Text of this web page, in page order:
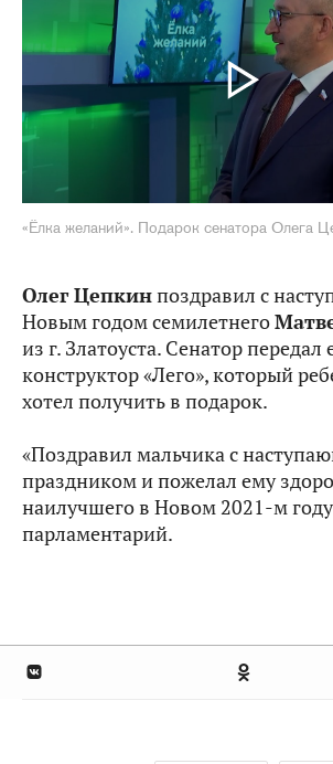
«Ёлка желаний». Подарок сенатора Олега
Олег Цепкинпоздравил с
Новым годом семилетнего
из г. Златоуста. Сенатор передал
конструктор «Лего», который
хотел получить в подарок.
«Поздравил мальчика с
праздником и пожелал ему
наилучшего в Новом 2021-м
парламентарий.